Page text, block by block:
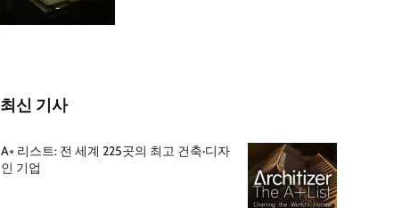
최신 기사
A+ 리스트: 전 세계 225곳의 최고 건축·디자
인 기업